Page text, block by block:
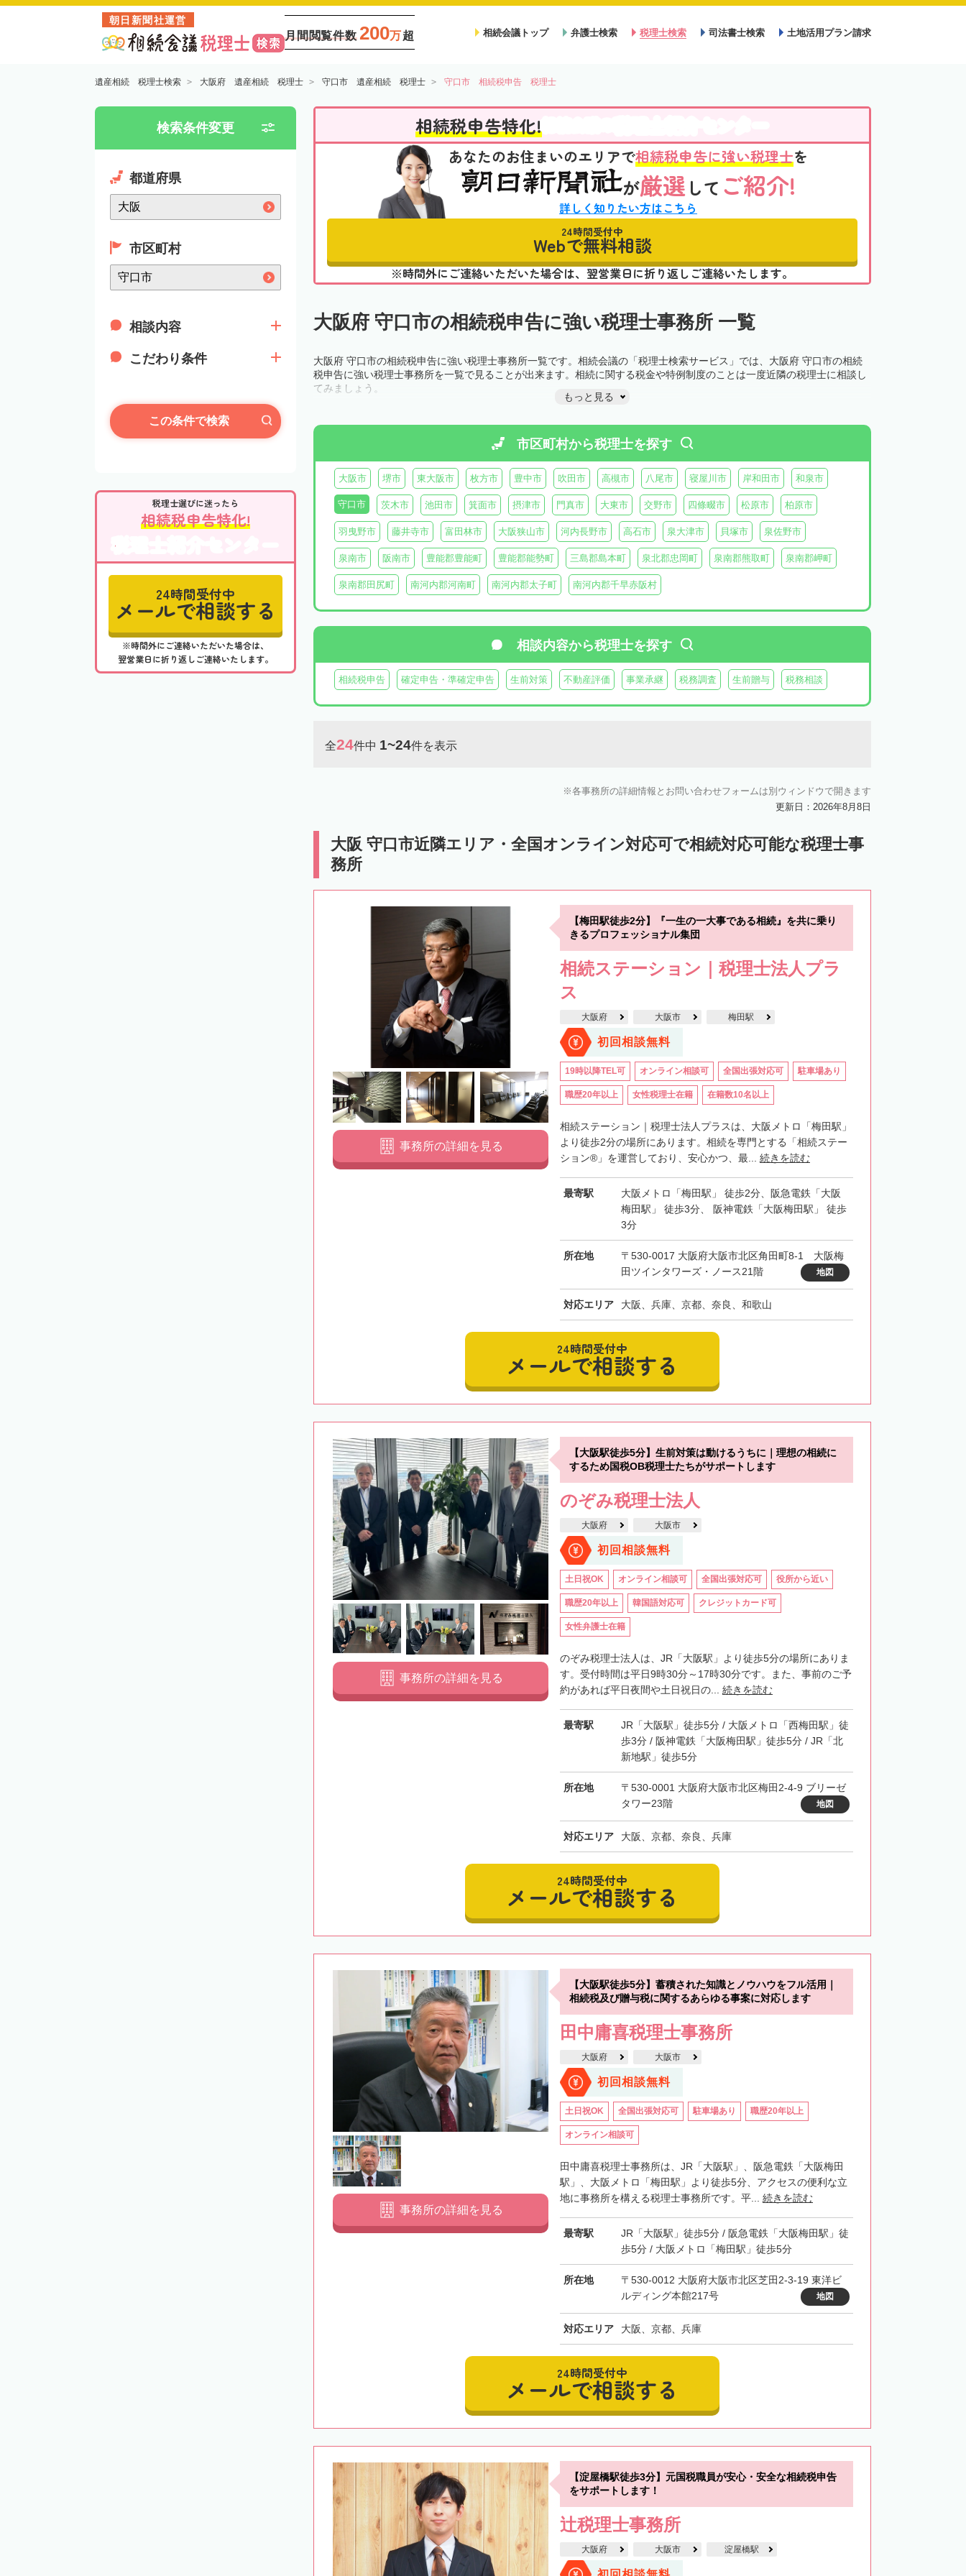
朝日新聞社運営
月間閲覧件数 200万超 相続会議トップ 弁護士検索 税理士検索 司法書士検索 土地活用プラン請求
遺産相続 税理士検索 大阪府 遺産相続 税理士 守口市 遺産相続 税理士 守口市 相続税申告 税理士
検索条件変更
都道府県
市区町村
相談内容
こだわり条件
この条件で検索
税理士選びに迷ったら
相続税申告特化!
税理士紹介センター
24時間受付中
メールで相談する
※時間外にご連絡いただいた場合は、
翌営業日に折り返しご連絡いたします。
相続税申告特化!
あなたのお住まいのエリアで相続税申告に強い税理士を
が厳選 して ご紹介!
詳しく知りたい方はこちら
24時間受付中
Webで無料相談
※時間外にご連絡いただいた場合は、翌営業日に折り返しご連絡いたします。
大阪府 守口市の相続税申告に強い税理士事務所 一覧
大阪府 守口市の相続税申告に強い税理士事務所一覧です。相続会議の「税理士検索サービス」では、大阪府 守口市の相続
税申告に強い税理士事務所を一覧で見ることが出来ます。相続に関する税金や特例制度のことは一度近隣の税理士に相談し
てみましょう。
もっと見る
市区町村から税理士を探す
大阪市 堺市 東大阪市 枚方市 豊中市 吹田市 高槻市 八尾市 寝屋川市 岸和田市 和泉市
守口市 茨木市 池田市 箕面市 摂津市 門真市 大東市 交野市 四條畷市 松原市 柏原市
羽曳野市 藤井寺市 富田林市 大阪狭山市 河内長野市 高石市 泉大津市 貝塚市 泉佐野市
泉南市 阪南市 豊能郡豊能町 豊能郡能勢町 三島郡島本町 泉北郡忠岡町 泉南郡熊取町 泉南郡岬町
泉南郡田尻町 南河内郡河南町 南河内郡太子町 南河内郡千早赤阪村
相談内容から税理士を探す
相続税申告 確定申告・準確定申告 生前対策 不動産評価 事業承継 税務調査 生前贈与 税務相談
全24件中 1~24件を表示
各事務所の詳細情報とお問い合わせフォームは別ウィンドウで開きます
更新日：2026年8月8日
大阪 守口市近隣エリア・全国オンライン対応可で相続対応可能な税理士事
務所
【梅田駅徒歩2分】『一生の一大事である相続』を共に乗り
きるプロフェッショナル集団
相続ステーション｜税理士法人プラ
ス
大阪府 大阪市 梅田駅
初回相談無料
19時以降TEL可 オンライン相談可 全国出張対応可 駐車場あり
職歴20年以上 女性税理士在籍 在籍数10名以上
相続ステーション｜税理士法人プラスは、大阪メトロ「梅田駅」
より徒歩2分の場所にあります。相続を専門とする「相続ステー
ション®」を運営しており、安心かつ、最... 続きを読む
最寄駅
大阪メトロ「梅田駅」 徒歩2分、阪急電鉄「大阪
梅田駅」 徒歩3分、 阪神電鉄「大阪梅田駅」 徒歩
3分
所在地
〒530-0017 大阪府大阪市北区角田町8-1 大阪梅
田ツインタワーズ・ノース21階
地図
対応エリア 大阪、兵庫、京都、奈良、和歌山
事務所の詳細を見る
24時間受付中
メールで相談する
【大阪駅徒歩5分】生前対策は動けるうちに｜理想の相続に
するため国税OB税理士たちがサポートします
のぞみ税理士法人
大阪府 大阪市
初回相談無料
土日祝OK オンライン相談可 全国出張対応可 役所から近い
職歴20年以上 韓国語対応可 クレジットカード可
女性弁護士在籍
のぞみ税理士法人は、JR「大阪駅」より徒歩5分の場所にありま
す。受付時間は平日9時30分～17時30分です。また、事前のご予
約があれば平日夜間や土日祝日の... 続きを読む
最寄駅
JR「大阪駅」徒歩5分 / 大阪メトロ「西梅田駅」徒
歩3分 / 阪神電鉄「大阪梅田駅」徒歩5分 / JR「北
新地駅」徒歩5分
所在地
〒530-0001 大阪府大阪市北区梅田2-4-9 ブリーゼ
タワー23階
地図
対応エリア 大阪、京都、奈良、兵庫
事務所の詳細を見る
24時間受付中
メールで相談する
【大阪駅徒歩5分】蓄積された知識とノウハウをフル活用｜
相続税及び贈与税に関するあらゆる事案に対応します
田中庸喜税理士事務所
大阪府 大阪市
初回相談無料
土日祝OK 全国出張対応可 駐車場あり 職歴20年以上
オンライン相談可
田中庸喜税理士事務所は、JR「大阪駅」、阪急電鉄「大阪梅田
駅」、大阪メトロ「梅田駅」より徒歩5分、アクセスの便利な立
地に事務所を構える税理士事務所です。平... 続きを読む
最寄駅
JR「大阪駅」徒歩5分 / 阪急電鉄「大阪梅田駅」徒
歩5分 / 大阪メトロ「梅田駅」徒歩5分
所在地
〒530-0012 大阪府大阪市北区芝田2-3-19 東洋ビ
ルディング本館217号
地図
対応エリア 大阪、京都、兵庫
事務所の詳細を見る
24時間受付中
メールで相談する
【淀屋橋駅徒歩3分】元国税職員が安心・安全な相続税申告
をサポートします！
辻税理士事務所
大阪府 大阪市 淀屋橋駅